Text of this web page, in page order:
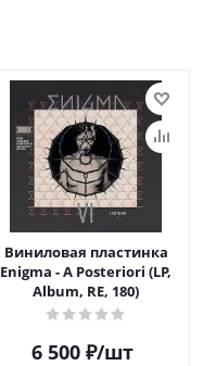
Виниловая пластинка
Enigma - A Posteriori (LP,
Album, RE, 180)
6 500₽/шт